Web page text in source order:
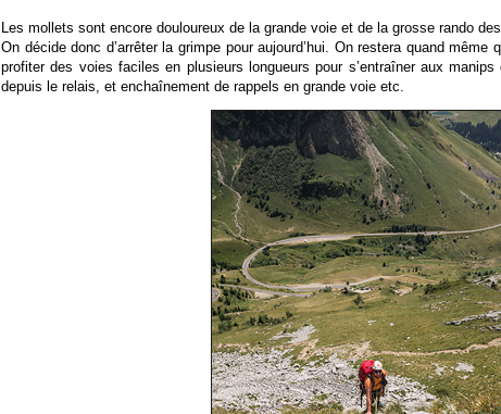
Les mollets sont encore douloureux de la grande voie et de la grosse rando
On décide donc d’arrêter la grimpe pour aujourd’hui. On restera quand
profiter des voies faciles en plusieurs longueurs pour s’entraîner aux manips
depuis le relais, et enchaînement de rappels en grande voie etc.